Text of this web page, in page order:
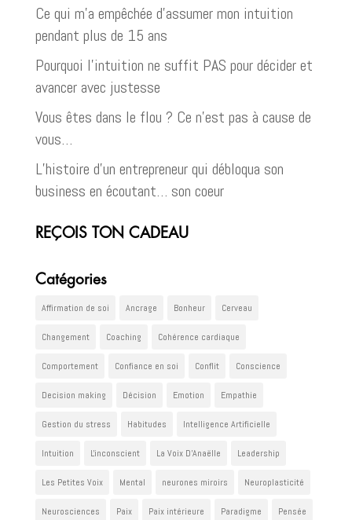
Ce qui m’a empêchée d’assumer mon intuition
pendant plus de 15 ans
Pourquoi l’intuition ne suffit PAS pour décider et
avancer avec justesse
Vous êtes dans le flou ? Ce n’est pas à cause de
vous…
L’histoire d’un entrepreneur qui débloqua son
business en écoutant… son coeur
REÇOIS TON CADEAU
Catégories
Affirmation de soi Ancrage Bonheur Cerveau
Changement Coaching Cohérence cardiaque
Comportement Confiance en soi Conflit Conscience
Decision making Décision Emotion Empathie
Gestion du stress Habitudes Intelligence Artificielle
Intuition L'inconscient La Voix D'Anaëlle Leadership
Les Petites Voix Mental neurones miroirs Neuroplasticité
Neurosciences Paix Paix intérieure Paradigme Pensée